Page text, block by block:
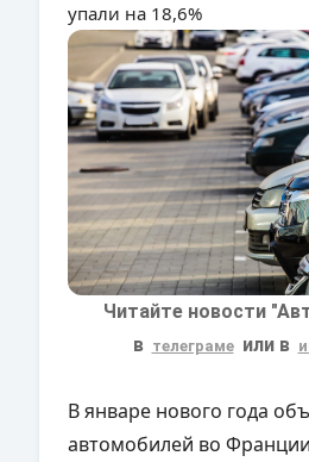
упали на 18,6%
Читайте новости
в телеграме или в
В январе нового года
автомобилей во